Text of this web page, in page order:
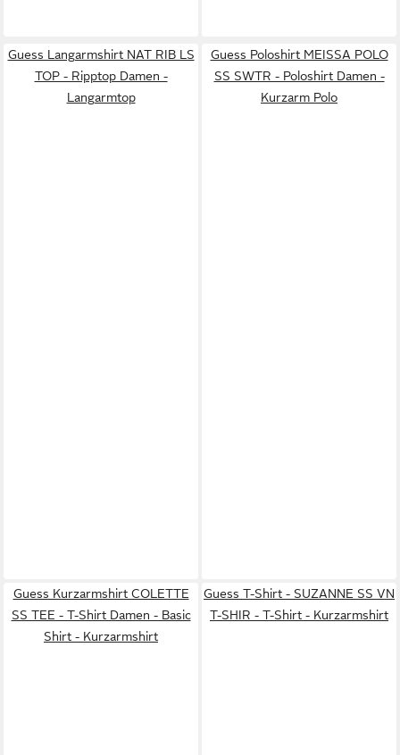
Guess Langarmshirt NAT RIB LS
TOP - Ripptop Damen -
Langarmtop
Guess Poloshirt MEISSA POLO
SS SWTR - Poloshirt Damen -
Kurzarm Polo
Guess Kurzarmshirt COLETTE
SS TEE - T-Shirt Damen - Basic
Shirt - Kurzarmshirt
Guess T-Shirt - SUZANNE SS VN
T-SHIR - T-Shirt - Kurzarmshirt